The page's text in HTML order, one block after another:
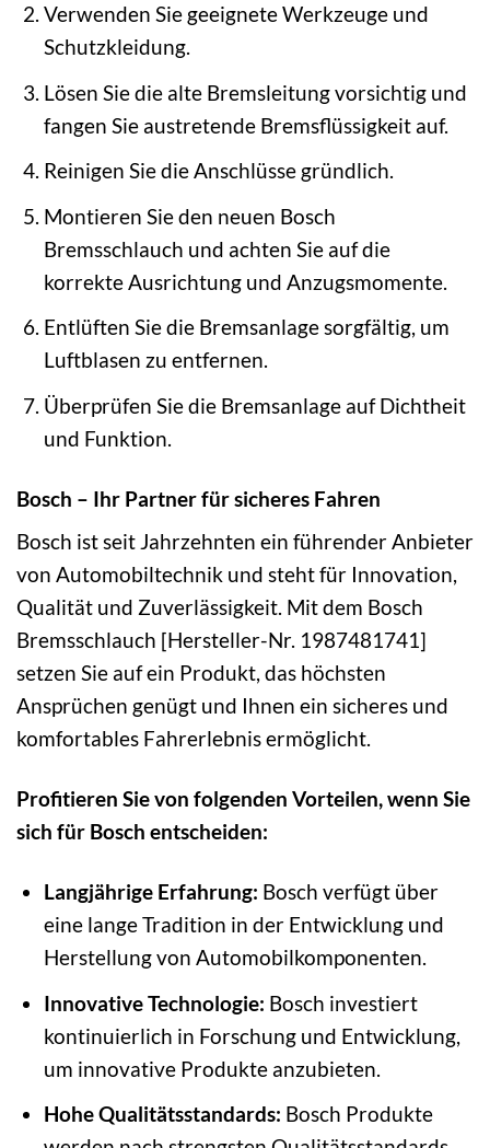
Verwenden Sie geeignete Werkzeuge und
Schutzkleidung.
Lösen Sie die alte Bremsleitung vorsichtig und
fangen Sie austretende Bremsflüssigkeit auf.
Reinigen Sie die Anschlüsse gründlich.
Montieren Sie den neuen Bosch
Bremsschlauch und achten Sie auf die
korrekte Ausrichtung und Anzugsmomente.
Entlüften Sie die Bremsanlage sorgfältig, um
Luftblasen zu entfernen.
Überprüfen Sie die Bremsanlage auf Dichtheit
und Funktion.
Bosch – Ihr Partner für sicheres Fahren
Bosch ist seit Jahrzehnten ein führender Anbieter
von Automobiltechnik und steht für Innovation,
Qualität und Zuverlässigkeit. Mit dem Bosch
Bremsschlauch [Hersteller-Nr. 1987481741]
setzen Sie auf ein Produkt, das höchsten
Ansprüchen genügt und Ihnen ein sicheres und
komfortables Fahrerlebnis ermöglicht.
Profitieren Sie von folgenden Vorteilen, wenn Sie
sich für Bosch entscheiden:
Langjährige Erfahrung: Bosch verfügt über
eine lange Tradition in der Entwicklung und
Herstellung von Automobilkomponenten.
Innovative Technologie: Bosch investiert
kontinuierlich in Forschung und Entwicklung,
um innovative Produkte anzubieten.
Hohe Qualitätsstandards: Bosch Produkte